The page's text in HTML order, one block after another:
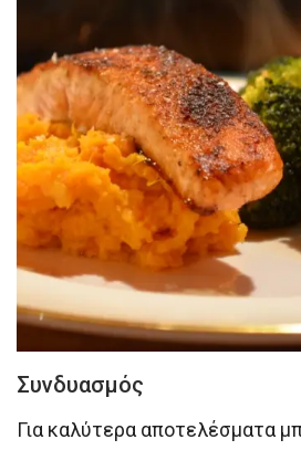
Συνδυασμός
Για καλύτερα αποτελέσματα